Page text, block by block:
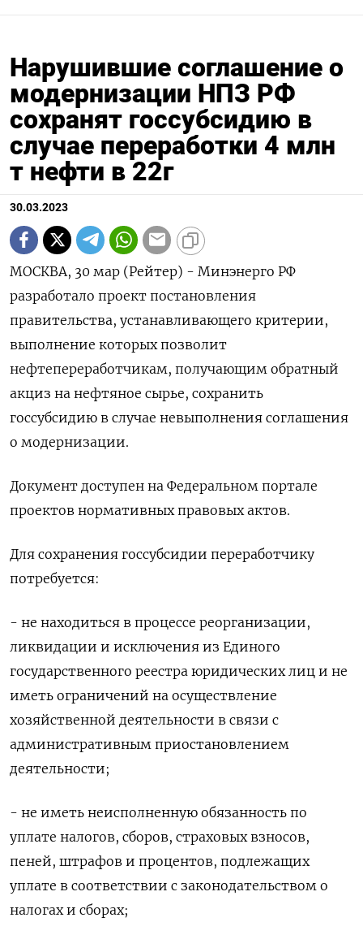
Нарушившие соглашение о
модернизации НПЗ РФ
сохранят госсубсидию в
случае переработки 4 млн
т нефти в 22г
30.03.2023
МОСКВА, 30 мар (Рейтер) - Минэнерго РФ
разработало проект постановления
правительства, устанавливающего критерии,
выполнение которых позволит
нефтепереработчикам, получающим обратный
акциз на нефтяное сырье, сохранить
госсубсидию в случае невыполнения соглашения
о модернизации.
Документ доступен на Федеральном портале
проектов нормативных правовых актов.
Для сохранения госсубсидии переработчику
потребуется:
- не находиться в процессе реорганизации,
ликвидации и исключения из Единого
государственного реестра юридических лиц и не
иметь ограничений на осуществление
хозяйственной деятельности в связи с
административным приостановлением
деятельности;
- не иметь неисполненную обязанность по
уплате налогов, сборов, страховых взносов,
пеней, штрафов и процентов, подлежащих
уплате в соответствии с законодательством о
налогах и сборах;